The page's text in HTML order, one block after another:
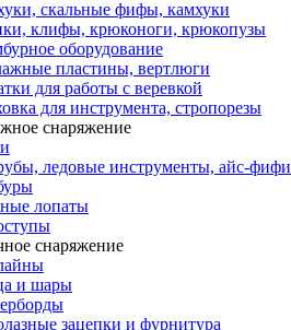
скальные фифы, камхуки
клифы, крюконоги, крюкопузы
оборудование
пластины, вертлюги
для работы с веревкой
для инструмента, стропорезы
снаряжение
ледовые инструменты, айс-фифи
лопаты
снаряжение
и шары
зацепки и фурнитура